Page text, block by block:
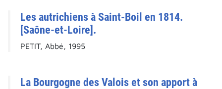
Les autrichiens à Saint-Boil en 1814.
[Saône-et-Loire].
PETIT, Abbé, 1995
La Bourgogne des Valois et son apport à